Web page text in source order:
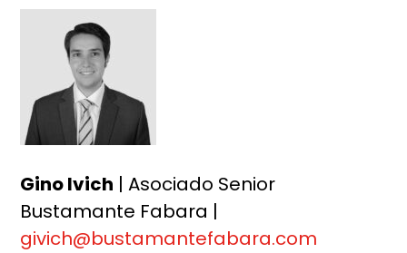
Gino Ivich | Asociado Senior
Bustamante Fabara |
givich@bustamantefabara.com